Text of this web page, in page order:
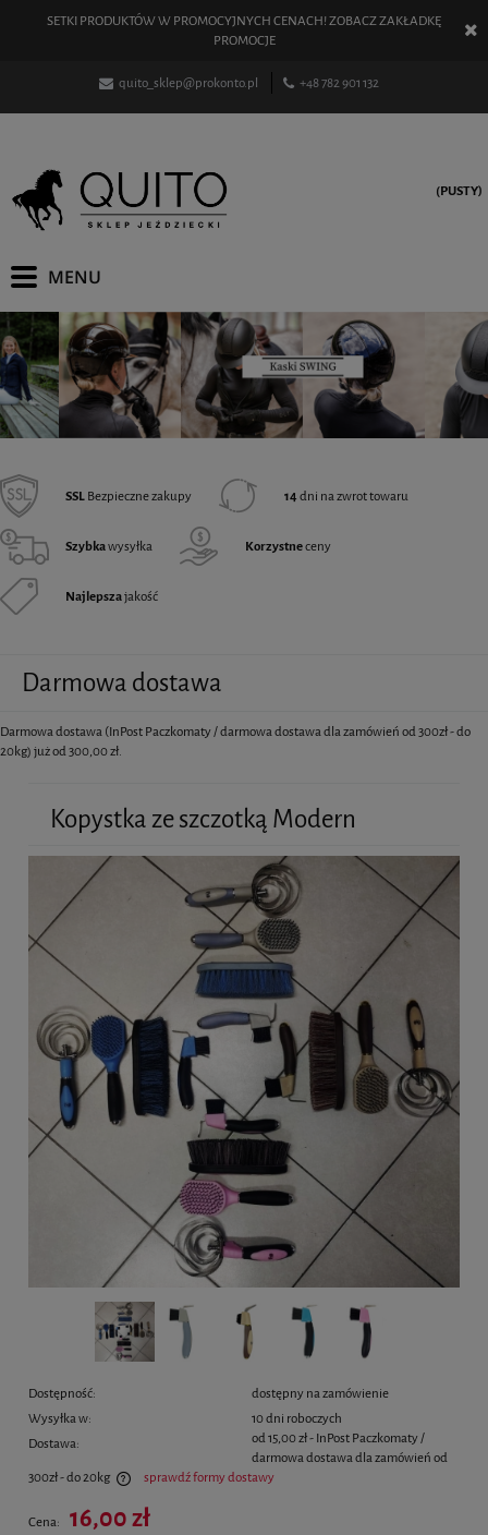
SETKI PRODUKTÓW W PROMOCYJNYCH CENACH! ZOBACZ ZAKŁADKĘ
PROMOCJE
quito_sklep@prokonto.pl +48 782 901 132
(PUSTY)
SSLBezpieczne zakupy 14dni na zwrot towaru
Szybkawysyłka Korzystneceny
Najlepszajakość
Darmowa dostawa
Darmowa dostawa (InPost Paczkomaty / darmowa dostawa dla zamówień od 300zł - do
20kg) już od 300,00 zł.
Kopystka ze szczotką Modern
Dostępność:
dostępny na zamówienie
Wysyłka w:
10 dni roboczych
Dostawa:
od 15,00 zł- InPost Paczkomaty /
darmowa dostawa dla zamówień od
300zł - do 20kg
sprawdź formy dostawy
Cena: 16,00 zł